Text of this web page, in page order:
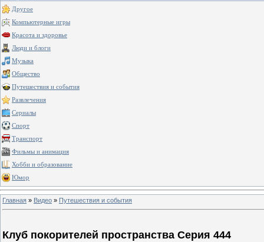
Другое
Компьютерные игры
Красота и здоровье
Люди и блоги
Музыка
Общество
Путешествия и события
Развлечения
Сериалы
Спорт
Транспорт
Фильмы и анимация
Хобби и образование
Юмор
Главная » Видео » Путешествия и события
Клуб покорителей пространства Серия 444